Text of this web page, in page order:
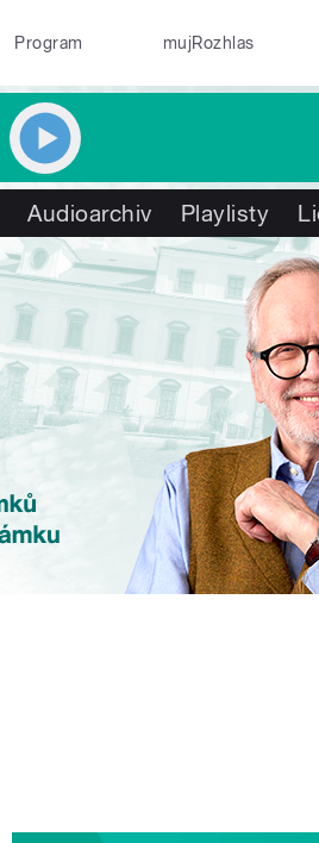
Program mujRozhlas
Audioarchiv Playlisty